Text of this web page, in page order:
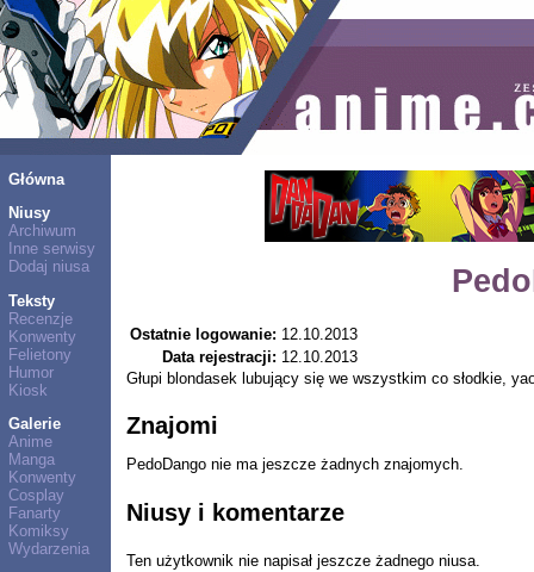
Główna
Niusy
Archiwum
Inne serwisy
Dodaj niusa
Teksty
Recenzje
Konwenty
Felietony
Humor
Kiosk
Galerie
Anime
Manga
Konwenty
Cosplay
Fanarty
Komiksy
Wydarzenia
Ostatnie logowanie: 12.10.2013
Data rejestracji: 12.10.2013
Głupi blondasek lubujący się we wszystkim co słodkie,
Znajomi
PedoDango nie ma jeszcze żadnych znajomych.
Niusy i komentarze
Ten użytkownik nie napisał jeszcze żadnego niusa.